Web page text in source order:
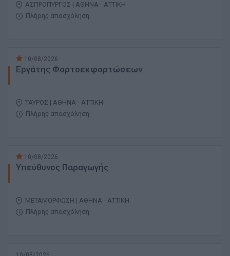
ΑΣΠΡΟΠΥΡΓΟΣ | ΑΘΗΝΑ - ΑΤΤΙΚΗ
Πλήρης απασχόληση
10/08/2026
Εργάτης Φορτοεκφορτώσεων
ΤΑΥΡΟΣ | ΑΘΗΝΑ - ΑΤΤΙΚΗ
Πλήρης απασχόληση
10/08/2026
Υπεύθυνος Παραγωγής
ΜΕΤΑΜΟΡΦΩΣΗ | ΑΘΗΝΑ - ΑΤΤΙΚΗ
Πλήρης απασχόληση